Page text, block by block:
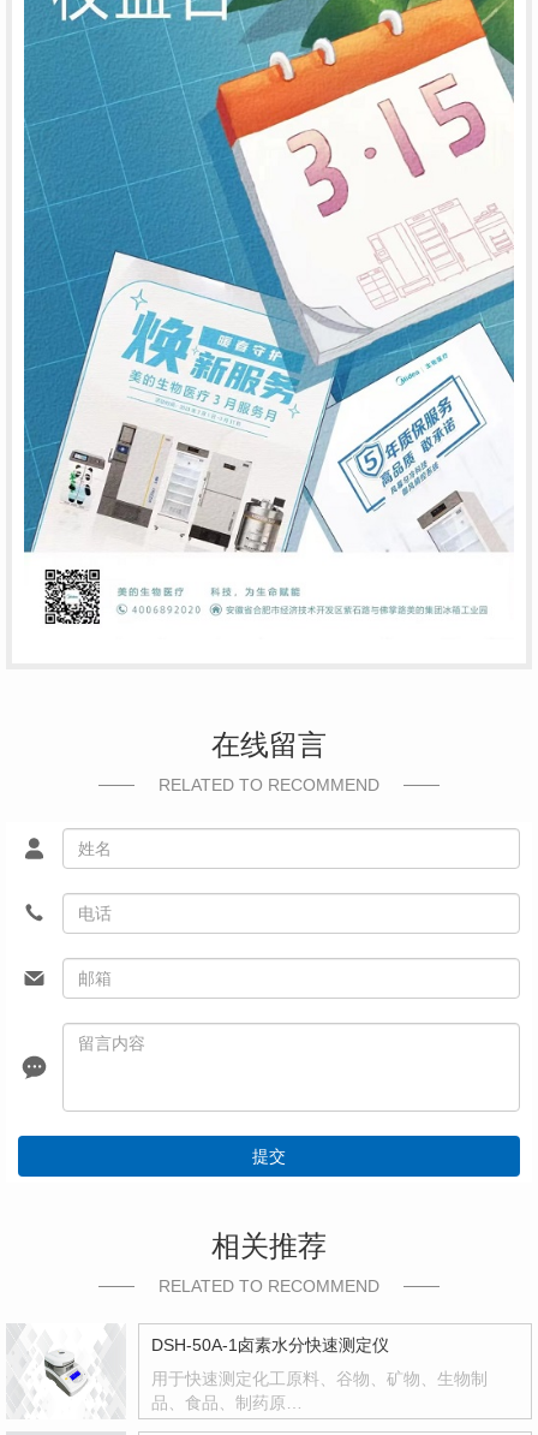
在线留言
RELATED TO RECOMMEND
提交
相关推荐
RELATED TO RECOMMEND
DSH-50A-1卤素水分快速测定仪
用于快速测定化工原料、谷物、矿物、生物制
品、食品、制药原…